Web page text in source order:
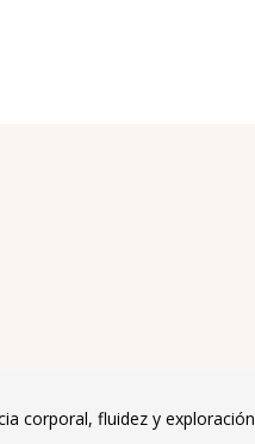
corporal, fluidez y exploración